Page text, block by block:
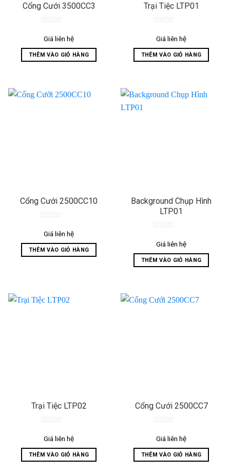
Cổng Cưới 3500CC3
out
5
Giá liên hệ
THÊM VÀO GIỎ HÀNG
Trại Tiệc LTP01
out
5
Giá liên hệ
THÊM VÀO GIỎ HÀNG
Cổng Cưới 2500CC10
out
5
Giá liên hệ
THÊM VÀO GIỎ HÀNG
Background Chụp Hình
LTP01
out
5
Giá liên hệ
THÊM VÀO GIỎ HÀNG
Trại Tiệc LTP02
out
5
Giá liên hệ
THÊM VÀO GIỎ HÀNG
Cổng Cưới 2500CC7
out
5
Giá liên hệ
THÊM VÀO GIỎ HÀNG